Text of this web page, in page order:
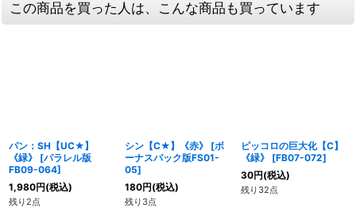
この商品を買った人は、こんな商品も買っています
パン：SH【UC★】
《緑》
[パラレル版
FB09-064]
1,980円(税込)
残り2点
シン【C★】《赤》 [ボ
ーナスパック版FS01-
05]
180円(税込)
残り3点
ピッコロの巨大化【C】
《緑》
[FB07-072]
30円(税込)
残り32点